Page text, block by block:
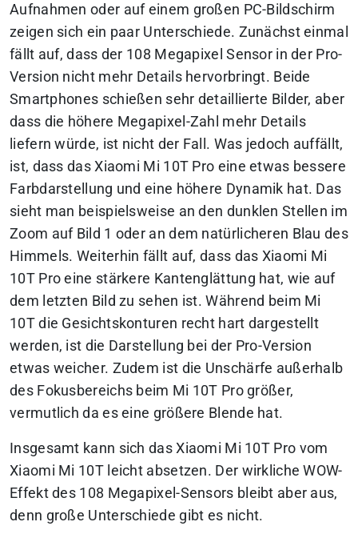
Aufnahmen oder auf einem großen PC-Bildschirm
zeigen sich ein paar Unterschiede. Zunächst einmal
fällt auf, dass der 108 Megapixel Sensor in der Pro-
Version nicht mehr Details hervorbringt. Beide
Smartphones schießen sehr detaillierte Bilder, aber
dass die höhere Megapixel-Zahl mehr Details
liefern würde, ist nicht der Fall. Was jedoch auffällt,
ist, dass das Xiaomi Mi 10T Pro eine etwas bessere
Farbdarstellung und eine höhere Dynamik hat. Das
sieht man beispielsweise an den dunklen Stellen im
Zoom auf Bild 1 oder an dem natürlicheren Blau des
Himmels. Weiterhin fällt auf, dass das Xiaomi Mi
10T Pro eine stärkere Kantenglättung hat, wie auf
dem letzten Bild zu sehen ist. Während beim Mi
10T die Gesichtskonturen recht hart dargestellt
werden, ist die Darstellung bei der Pro-Version
etwas weicher. Zudem ist die Unschärfe außerhalb
des Fokusbereichs beim Mi 10T Pro größer,
vermutlich da es eine größere Blende hat.
Insgesamt kann sich das Xiaomi Mi 10T Pro vom
Xiaomi Mi 10T leicht absetzen. Der wirkliche WOW-
Effekt des 108 Megapixel-Sensors bleibt aber aus,
denn große Unterschiede gibt es nicht.